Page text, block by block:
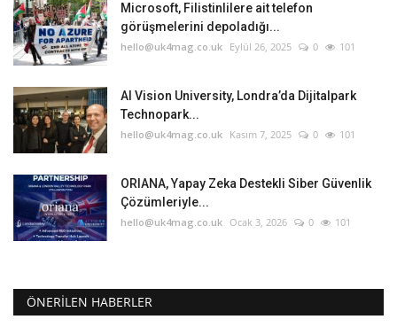
Microsoft, Filistinlilere ait telefon
görüşmelerini depoladığı...
hello@uk4mag.co.uk Eylül 26, 2025 0 101
AI Vision University, Londra’da Dijitalpark
Technopark...
hello@uk4mag.co.uk Kasım 7, 2025 0 101
ORIANA, Yapay Zeka Destekli Siber Güvenlik
Çözümleriyle...
hello@uk4mag.co.uk Ocak 3, 2026 0 101
ÖNERILEN HABERLER